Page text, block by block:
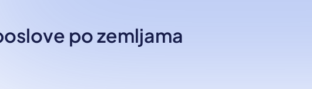
po zemljama